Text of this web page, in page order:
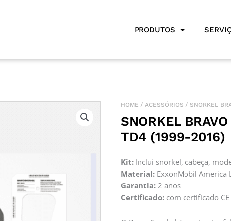
PRODUTOS
HOME / ACESSÓRIOS / SNORKEL
SNORKEL
TD4 (1999-2016)
Kit: Inclui snorkel, cabeça,
Material: ExxonMobil America
Garantia: 2 anos
Certificado: com certificado